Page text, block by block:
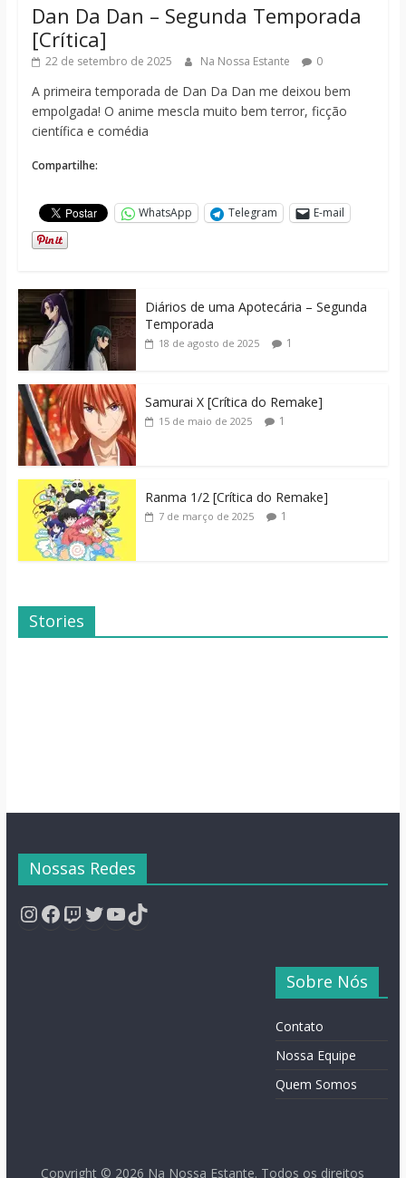
Dan Da Dan – Segunda Temporada
[Crítica]
22 de setembro de 2025 Na Nossa Estante 0
A primeira temporada de Dan Da Dan me deixou bem
empolgada! O anime mescla muito bem terror, ficção
científica e comédia
Compartilhe:
WhatsApp Telegram E-mail
Diários de uma Apotecária – Segunda
Temporada
18 de agosto de 2025 1
Samurai X [Crítica do Remake]
15 de maio de 2025 1
Ranma 1/2 [Crítica do Remake]
7 de março de 2025 1
Stories
Dicas de Filmes
Para o Fim de
Família Inusitada
Nossas Redes
Instagram
Facebook
Twitch
Twitter
YouTube
TikTok
Sobre Nós
Contato
Nossa Equipe
Quem Somos
Copyright © 2026 Na Nossa Estante. Todos os direitos